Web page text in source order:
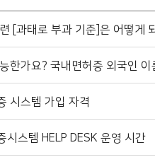
[과태로 부과 기준]은 어떻게
한가요? 국내면허증 외국인
시스템 가입 자격
시스템 HELP DESK 운영 시간